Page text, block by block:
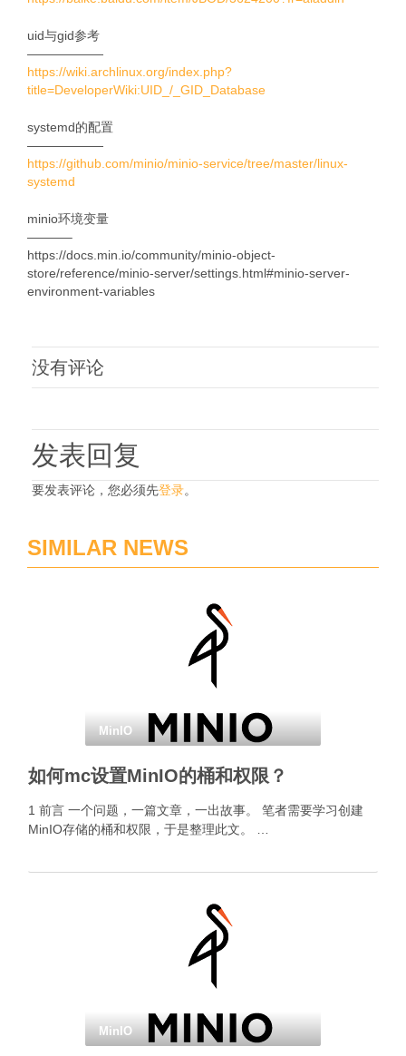
uid与gid参考
——————
https://wiki.archlinux.org/index.php?
title=DeveloperWiki:UID_/_GID_Database
systemd的配置
——————
https://github.com/minio/minio-service/tree/master/linux-
systemd
minio环境变量
———–
https://docs.min.io/community/minio-object-
store/reference/minio-server/settings.html#minio-server-
environment-variables
没有评论
发表回复
要发表评论，您必须先登录。
SIMILAR NEWS
MinIO
如何mc设置MinIO的桶和权限？
1 前言 一个问题，一篇文章，一出故事。 笔者需要学习创建
MinIO存储的桶和权限，于是整理此文。 …
MinIO